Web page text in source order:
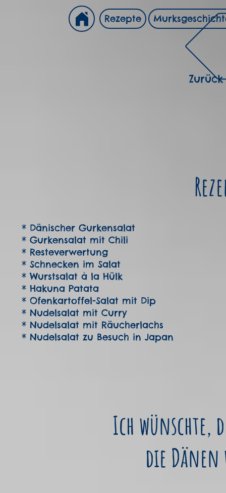
Rezepte
Zurück
* Dänischer Gurkensalat
* Gurkensalat mit Chili
* Resteverwertung
* Schnecken im Salat
* Wurstsalat à la Hülk
* Hakuna Patata
* Ofenkartoffel-Salat mit Dip
* Nudelsalat mit Curry
* Nudelsalat mit Räucherlachs
* Nudelsalat zu Besuch in Japan
Ich wünschte,
die